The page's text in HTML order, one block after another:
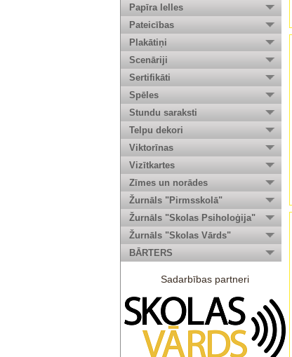
Papīra lelles
Pateicības
Plakātiņi
Scenāriji
Sertifikāti
Spēles
Stundu saraksti
Telpu dekori
Viktorīnas
Vizītkartes
Zīmes un norādes
Žurnāls "Pirmsskolā"
Žurnāls "Skolas Psiholoģija"
Žurnāls "Skolas Vārds"
BĀRTERS
Sadarbības partneri